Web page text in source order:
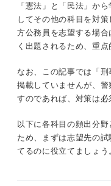
「憲法」と「民法」か
してその他の科目を対
方公務員を志望する場
く出題されるため、重点
なお、この記事では「
掲載していませんが、
すのであれば、対策は必
以下に各科目の頻出分
ため、まずは志望先の
てるのに役立てましょう